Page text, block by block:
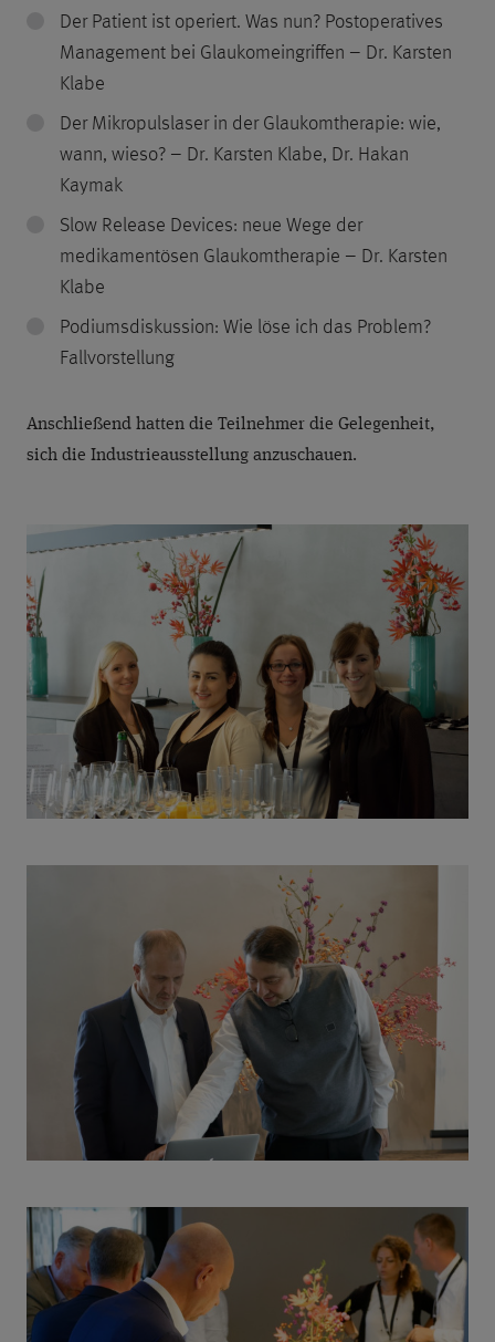
Der Patient ist operiert. Was nun? Postoperatives
Management bei Glaukomeingriffen – Dr. Karsten
Klabe
Der Mikropulslaser in der Glaukomtherapie: wie,
wann, wieso? – Dr. Karsten Klabe, Dr. Hakan
Kaymak
Slow Release Devices: neue Wege der
medikamentösen Glaukomtherapie – Dr. Karsten
Klabe
Podiumsdiskussion: Wie löse ich das Problem?
Fallvorstellung
Anschließend hatten die Teilnehmer die Gelegenheit,
sich die Industrieausstellung anzuschauen.